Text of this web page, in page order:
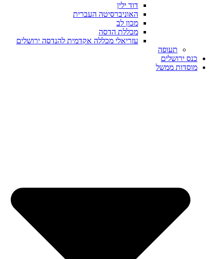
דוד ילין
האוניברסיטה העברית
מכון לב
מכללת הדסה
עזריאלי מכללה אקדמית להנדסה ירושלים
תעופה
כנס ירושלים
מוסדות ממשל